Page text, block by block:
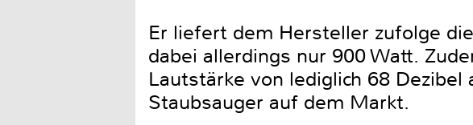
Er liefert dem Hersteller zufolge
dabei allerdings nur 900 Watt.
Lautstärke von lediglich 68
Staubsauger auf dem Markt.